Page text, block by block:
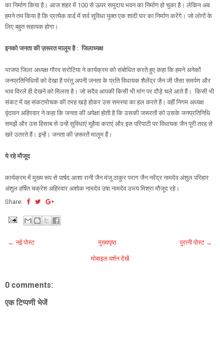
का निर्माण किया है। आज शहर में 100 से ऊपर समुदाय भवन का निर्माण हो चुका है। लेकिन अब
हमने तय किया है कि प्रत्येक वार्ड में सर्व सुविधा युक्त एक शादी घर का निर्माण करेंगे। जो लोगों के
लिए बहुत सहायक होगा।
इनको जनता की ज़रूरत मालूम है : जिलाध्यक्ष
भाजपा जिला अध्यक्ष गौरव सरोटिया ने कार्यक्रम को संबोधित करते हुए कहा कि हमने अनेकों
जनप्रतिनिधियों को देखा है परंतु अपनी जनता के प्रति विधायक शैलेंद्र जैन जी जैसा समर्पण और
भाव विरले ही देखने को मिलता है। जो सदैव आपकी किसी भी मांग पर दौड़े चले आते हैं। किसी भी
संकट में वह संकटमोचक की तरह खड़े होकर उस समस्या का हल करते हैं। वहीं निगम अध्यक्ष
वृंदावन अहिरवार ने कहा कि जनता की अपेक्षा होती है कि उसकी जरूरतों को उसके जनप्रतिनिधि
समझें और उस हिसाब से उन्हें सुविधाएं मुहैया कराएं और इस परिपाटी पर विधायक जैन पूरी तरह से
खरे उतरते हैं। इन्हें। जनता की ज़रूरतें मालूम हैं।
ये रहे मौजूद
कार्यक्रम में मुख्य रूप से पार्षद आशा रानी जैन मंजू ठाकुर पराग जैन नरेंद्र नामदेव अंशुल परिहार
अंशुल हर्षित चक्रेश अहिरवार अशोक नामदेव उषा नामदेव उभय मिश्रा मौजूद रहे।
Share:
← नई पोस्ट पुरानी पोस्ट →
मुख्यपृष्ठ
मोबाइल वर्शन देखें
0 comments:
एक टिप्पणी भेजें